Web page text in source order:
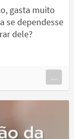
gasta muito
se dependesse
dele?
...